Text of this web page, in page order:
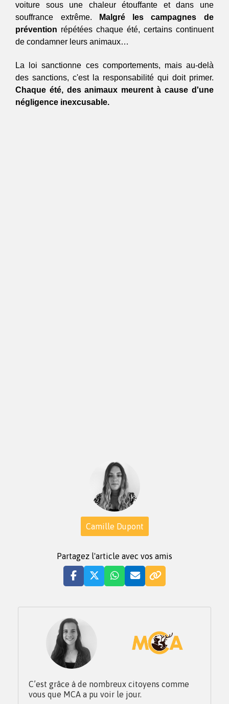
voiture sous une chaleur étouffante et dans une
souffrance extrême.
Malgré les campagnes de
prévention répétées chaque été, certains continuent
de condamner leurs animaux…
La loi sanctionne ces comportements, mais au-delà
Chaque été, des animaux meurent à cause d'une
négligence inexcusable.
Camille Dupont
Partagez l'article avec vos amis
C’est grâce à de nombreux citoyens comme
vous que MCA a pu voir le jour.